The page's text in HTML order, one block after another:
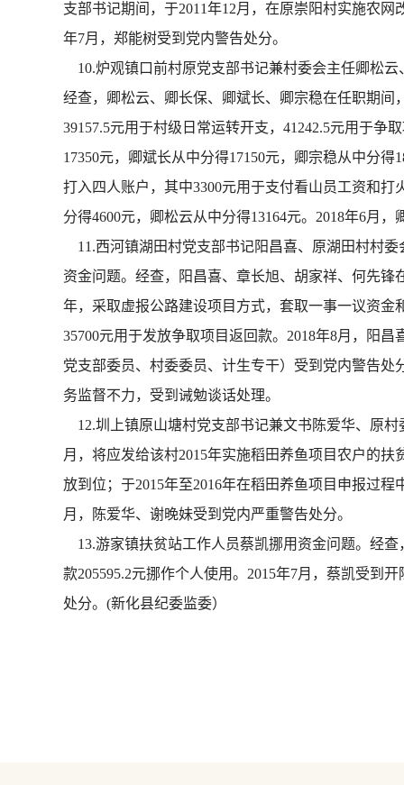
支部书记期间，于2011年12月，在原崇阳村实施农
年7月，郑能树受到党内警告处分。
10.炉观镇口前村原党支部书记兼村委会主任卿松
经查，卿松云、卿长保、卿斌长、卿宗稳在任职期间
39157.5元用于村级日常运转开支，41242.5元用于争
17350元，卿斌长从中分得17150元，卿宗稳从中分
打入四人账户，其中3300元用于支付看山员工资和打
分得4600元，卿松云从中分得13164元。2018年6月
11.西河镇湖田村党支部书记阳昌喜、原湖田村村
资金问题。经查，阳昌喜、章长旭、胡家祥、何先锋
年，采取虚报公路建设项目方式，套取一事一议资金
35700元用于发放争取项目返回款。2018年8月，阳
党支部委员、村委委员、计生专干）受到党内警告
务监督不力，受到诫勉谈话处理。
12.圳上镇原山塘村党支部书记兼文书陈爱华、原
月，将应发给该村2015年实施稻田养鱼项目农户的
放到位；于2015年至2016年在稻田养鱼项目申报过
月，陈爱华、谢晚妹受到党内严重警告处分。
13.游家镇扶贫站工作人员蔡凯挪用资金问题。经
款205595.2元挪作个人使用。2015年7月，蔡凯受到
处分。(新化县纪委监委）